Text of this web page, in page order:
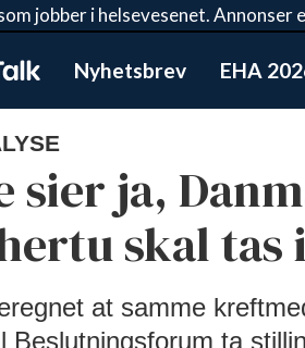
jobber i helsevesenet. Annonser
Nyhetsbrev EHA
sier ja,
skal
at samme
Beslutningsforum ta